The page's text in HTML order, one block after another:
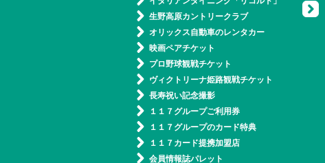
生野高原カントリークラブ
オリックス自動車のレンタカー
映画ペアチケット
プロ野球観戦チケット
ヴィクトリーナ姫路観戦チケット
長寿祝い記念撮影
１１７グループご利用券
１１７グループのカード特典
１１７カード提携加盟店
会員情報誌パレット